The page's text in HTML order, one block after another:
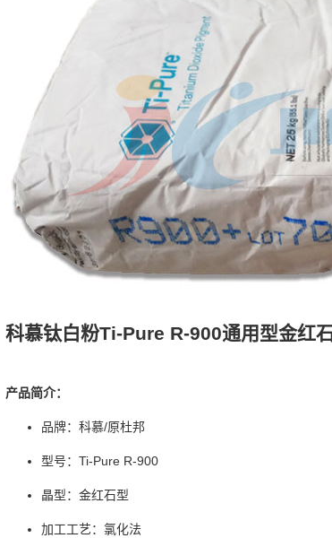
科慕钛白粉Ti-Pure R-900通用型金红
产品简介：
品牌：科慕/原杜邦
型号：Ti-Pure R-900
晶型：金红石型
加工工艺：氯化法